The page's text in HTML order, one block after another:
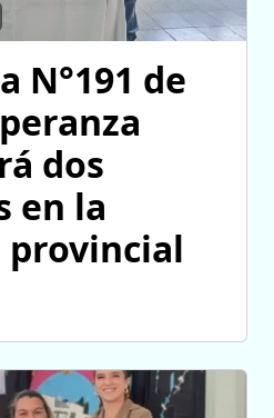
N°191 de
dos
en la